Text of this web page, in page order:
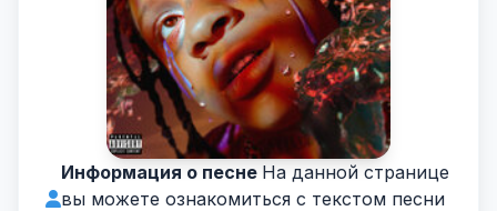
Информация о песне На данной странице
вы можете ознакомиться с текстом песни